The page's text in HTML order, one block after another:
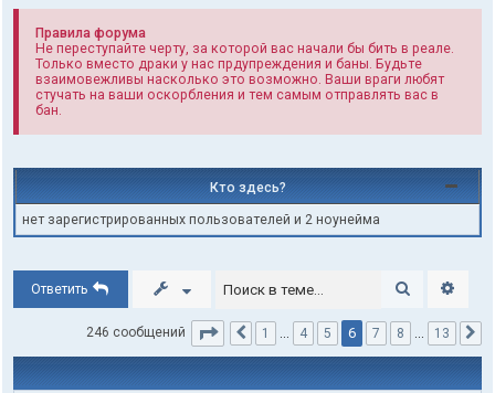
Правила форума
Не переступайте черту, за которой вас начали бы бить в реале.
Только вместо драки у нас прдупреждения и баны. Будьте
взаимовежливы насколько это возможно. Ваши враги любят
стучать на ваши оскорбления и тем самым отправлять вас в
бан.
Кто здесь?
нет зарегистрированных пользователей и 2 ноунейма
Ответить Поиск
246 сообщений Страница из 13
Пред.
1 … 4 5 6 7 8 … 13